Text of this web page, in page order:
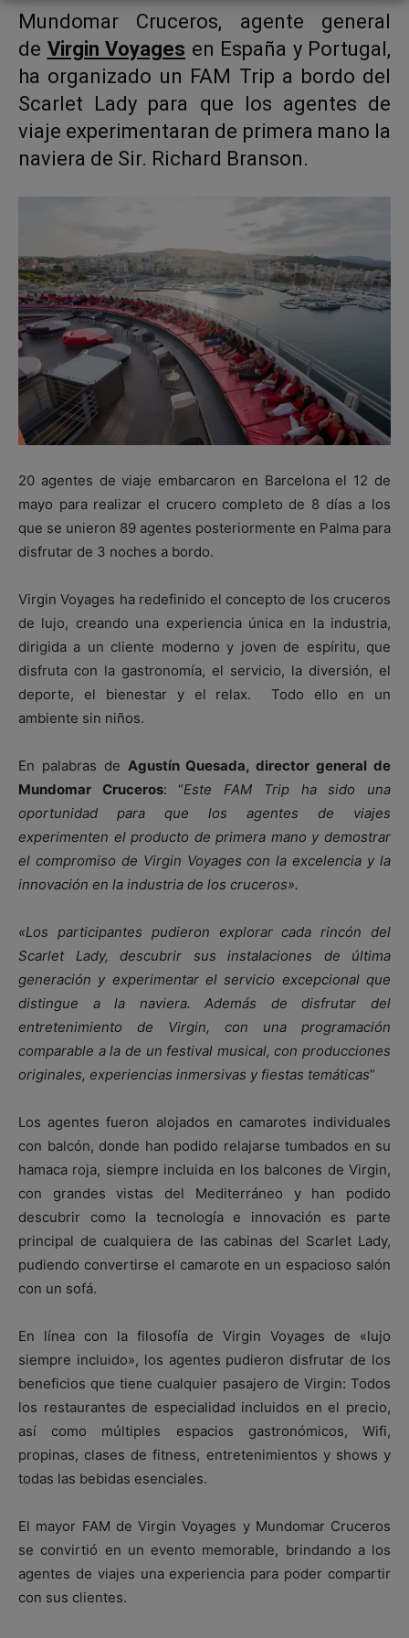
Mundomar Cruceros, agente general
de Virgin Voyages en España y Portugal,
ha organizado un FAM Trip a bordo del
Scarlet Lady para que los agentes de
viaje experimentaran de primera mano la
naviera de Sir. Richard Branson.
20 agentes de viaje embarcaron en Barcelona el 12 de
mayo para realizar el crucero completo de 8 días a los
que se unieron 89 agentes posteriormente en Palma para
disfrutar de 3 noches a bordo.
Virgin Voyages ha redefinido el concepto de los cruceros
de lujo, creando una experiencia única en la industria,
dirigida a un cliente moderno y joven de espíritu, que
disfruta con la gastronomía, el servicio, la diversión, el
deporte, el bienestar y el relax. Todo ello en un
ambiente sin niños.
En palabras de Agustín Quesada, director general de
Mundomar Cruceros: “Este FAM Trip ha sido una
oportunidad para que los agentes de viajes
experimenten el producto de primera mano y demostrar
el compromiso de Virgin Voyages con la excelencia y la
innovación en la industria de los cruceros».
«Los participantes pudieron explorar cada rincón del
Scarlet Lady, descubrir sus instalaciones de última
generación y experimentar el servicio excepcional que
distingue a la naviera. Además de disfrutar del
entretenimiento de Virgin, con una programación
comparable a la de un festival musical, con producciones
originales, experiencias inmersivas y fiestas temáticas”
Los agentes fueron alojados en camarotes individuales
con balcón, donde han podido relajarse tumbados en su
hamaca roja, siempre incluida en los balcones de Virgin,
con grandes vistas del Mediterráneo y han podido
descubrir como la tecnología e innovación es parte
principal de cualquiera de las cabinas del Scarlet Lady,
pudiendo convertirse el camarote en un espacioso salón
con un sofá.
En línea con la filosofía de Virgin Voyages de «lujo
siempre incluido», los agentes pudieron disfrutar de los
beneficios que tiene cualquier pasajero de Virgin: Todos
los restaurantes de especialidad incluidos en el precio,
así como múltiples espacios gastronómicos, Wifi,
propinas, clases de fitness, entretenimientos y shows y
todas las bebidas esenciales.
El mayor FAM de Virgin Voyages y Mundomar Cruceros
se convirtió en un evento memorable, brindando a los
agentes de viajes una experiencia para poder compartir
con sus clientes.